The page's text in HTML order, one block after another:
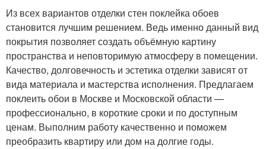
Из всех вариантов отделки стен поклейка обоев
становится лучшим решением. Ведь именно данный вид
покрытия позволяет создать объёмную картину
пространства и неповторимую атмосферу в помещении.
Качество, долговечность и эстетика отделки зависят от
вида материала и мастерства исполнения. Предлагаем
поклеить обои в Москве и Московской области —
профессионально, в короткие сроки и по доступным
ценам. Выполним работу качественно и поможем
преобразить квартиру или дом на долгие годы.